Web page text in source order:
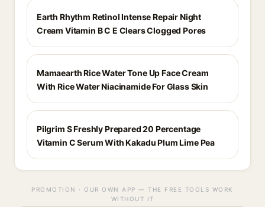
Earth Rhythm Retinol Intense Repair Night
Cream Vitamin B C E Clears Clogged Pores
Mamaearth Rice Water Tone Up Face Cream
With Rice Water Niacinamide For Glass Skin
Pilgrim S Freshly Prepared 20 Percentage
Vitamin C Serum With Kakadu Plum Lime Pea
PROMOTION · OUR OWN APP — THE FREE TOOLS WORK
WITHOUT IT